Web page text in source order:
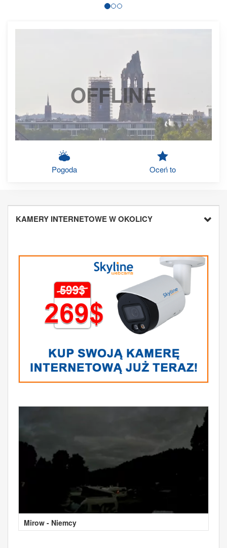
OFFLINE
Pogoda Oceń to
KAMERY INTERNETOWE W OKOLICY
Mirow - Niemcy